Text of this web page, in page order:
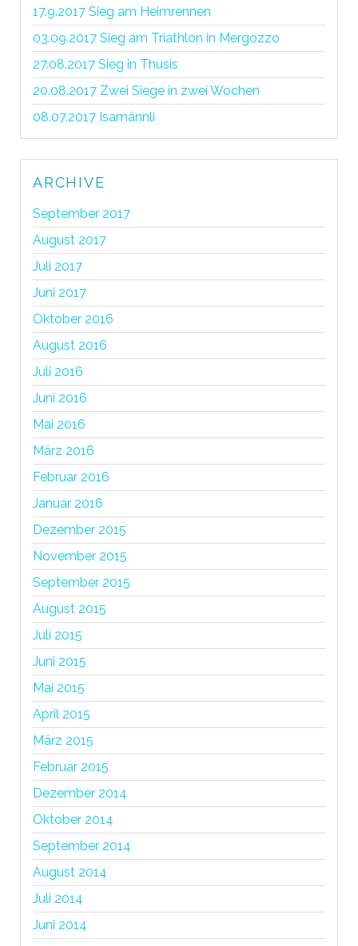
17.9.2017 Sieg am Heimrennen
03.09.2017 Sieg am Triathlon in Mergozzo
27.08.2017 Sieg in Thusis
20.08.2017 Zwei Siege in zwei Wochen
08.07.2017 Isamännli
ARCHIVE
September 2017
August 2017
Juli 2017
Juni 2017
Oktober 2016
August 2016
Juli 2016
Juni 2016
Mai 2016
März 2016
Februar 2016
Januar 2016
Dezember 2015
November 2015
September 2015
August 2015
Juli 2015
Juni 2015
Mai 2015
April 2015
März 2015
Februar 2015
Dezember 2014
Oktober 2014
September 2014
August 2014
Juli 2014
Juni 2014